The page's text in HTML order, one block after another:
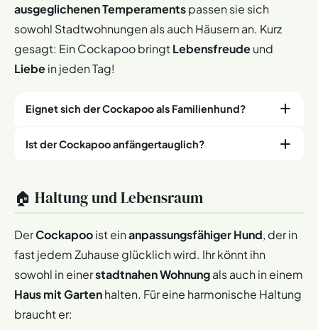
ausgeglichenen Temperamentspassen sie sich
sowohl Stadtwohnungen als auch Häusern an. Kurz
gesagt: Ein Cockapoo bringtLebensfreudeund
Liebein jeden Tag!
Eignet sich der Cockapoo als Familienhund?
Ja, der Cockapoo ist einidealer Familienhund
Wohnungen als auch großen Gärten an – wichtig ist nur,
dass ernicht langeallein bleibt.
Mit früherSozialisierungverträgt er sichgut mit anderen
Haustieren. Wenn ihr einenloyalen,verschmusten
Begleitersucht, der immer dabei ist, sagt der
Cockapoo nie Nein!
Ist der Cockapoo anfängertauglich?
hohe LernbereitschaftundAnpassungsfähigkeit
erleichtern den Einstieg. Achtet bei seiner Erziehung auf:
Positive Verstärkung: Lob und Leckerlis motivieren
ihn.
Konsequentes Training: Ohne Härte, aber mit klaren
Regeln.
Fellpflege: Regelmäßiges Bürsten ist wichtig – aber
🏠 Haltung und Lebensraum
DerCockapooist einanpassungsfähiger Hund, der in
fast jedem Zuhause glücklich wird. Ihr könnt ihn
sowohl in einerstadtnahen Wohnungals auch in einem
Haus mit Gartenhalten. Für eine harmonische Haltung
braucht er: